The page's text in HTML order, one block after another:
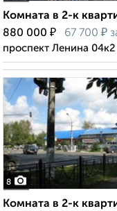
Комната в 2-к
880 000 ₽ 67 700 ₽
проспект Ленина 04к2
8
Комната в 2-к